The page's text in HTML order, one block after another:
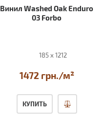
Винил Washed Oak Enduro
03 Forbo
185 x 1212
1472 грн./м²
КУПИТЬ